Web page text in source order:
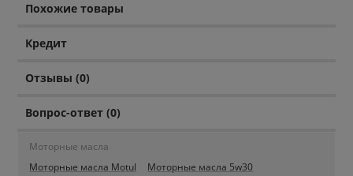
Похожие товары
Кредит
Отзывы (0)
Вопрос-ответ (0)
Моторные масла
Моторные масла Motul
Моторные масла 5w30